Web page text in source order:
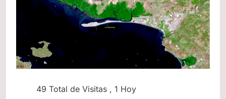
49 Total de Visitas , 1 Hoy